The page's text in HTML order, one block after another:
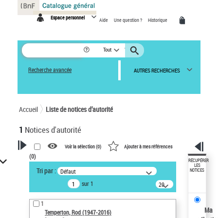
Espace personnel Aide Une question ? Historique
Tout
Recherche avancée AUTRES RECHERCHES
Accueil Liste de notices d’autorité
1 Notices d'autorité
VOTRE RECHERCHE
Recherche avancée dans les
notices d’autorité
Œuvres liées à l'auteur :
Temperton, Rod (1947-2016)
Voir la sélection (0) Ajouter à mes références
(0)
Tri par : Défaut
sur 1
20
résultats/page
1
Temperton, Rod (1947-2016)
RÉCUPÉRER
LES
NOTICES
Ma
Panneau de gestion des cookies